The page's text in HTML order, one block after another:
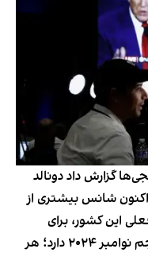
گزارش داد دونالد
شانس بیشتری از
این کشور، برای
پیروزی در انتخابات ریاست‌جمهوری پنجم نوامبر ۲۰۲۴ دارد؛ هر